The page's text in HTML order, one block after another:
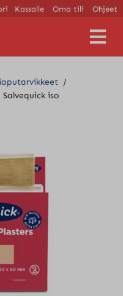
Kassalle Oma tili Ohjeet
V
a
l
/
Salvequick iso